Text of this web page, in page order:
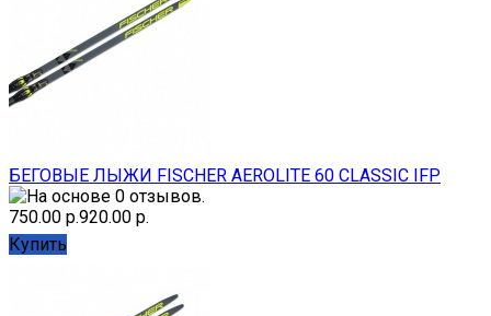
БЕГОВЫЕ ЛЫЖИ FISCHER AEROLITE 60 CLASSIC IFP
750.00 р.920.00 р.
Купить